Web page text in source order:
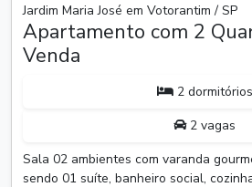
Jardim Maria José em Votorantim / SP
Apartamento com 2
Venda
2 dormitórios
2 vagas
Sala 02 ambientes com varanda
sendo 01 suíte, banheiro social,